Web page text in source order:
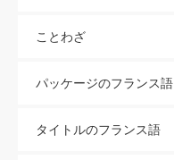
ことわざ
パッケージのフランス語
タイトルのフランス語